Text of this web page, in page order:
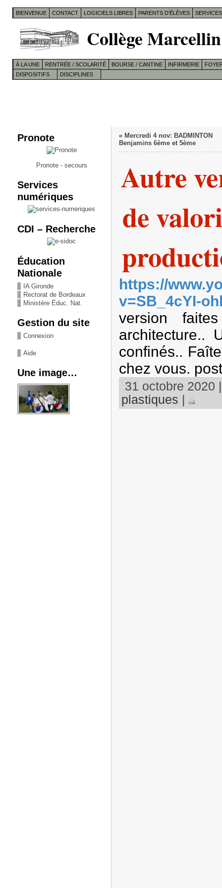
BIENVENUE CONTACT LOGICIELS LIBRES PARENTS D’ÉLÈVES
Collège
À LA UNE RENTRÉE / SCOLARITÉ BOURSE / CANTINE INFIRMERIE
DISPOSITIFS
DISCIPLINES
Pronote
Pronote - secours
Services
numériques
CDI – Recherche
Éducation
Nationale
IA Gironde
Rectorat de Bordeaux
Ministère Éduc. Nat.
Gestion du site
Connexion
Aide
Une image…
« Mercredi 4 nov: BADMINTON
Benjamins 6ème et 5ème
Autre
de
https://
v=SB_4cYI-
version
architecture..
confinés..
chez vous.
31 octobre 2020
plastiques |